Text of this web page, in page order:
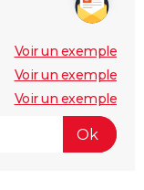
Voir un exemple
Voir un exemple
Voir un exemple